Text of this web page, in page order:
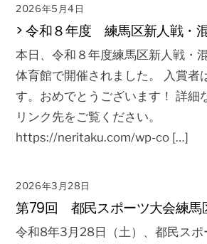
2026年5月4日
> 令和８年度 練馬区新人戦・
本日、令和８年度練馬区新人戦・
体育館で開催されました。 入賞者
す。おめでとうございます！ 詳細
リンク先をご覧ください。
https://neritaku.com/wp-co […]
2026年3月28日
第79回 都民スポーツ大会練馬
令和8年3月28日（土）、都民スポ